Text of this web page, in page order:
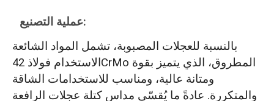
عملية التصنيع:
بالنسبة للعجلات المصبوبة، تشمل المواد الشائعة
الاستخدام فولاذ 42CrMo المطروق، الذي يتميز بقوة
ومتانة عالية، ومناسب للاستخدامات الشاقة
والمتكررة. عادةً ما يُقسّى مداس كتلة عجلات الرافعة